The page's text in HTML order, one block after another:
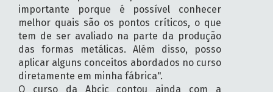
importante porque é possível conhecer
melhor quais são os pontos críticos, o que
tem de ser avaliado na parte da produção
das formas metálicas. Além disso, posso
aplicar alguns conceitos abordados no curso
diretamente em minha fábrica".
O curso da Abcic contou ainda com a